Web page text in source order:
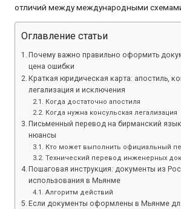
отличий между международными схемами
Оглавление статьи
Почему важно правильно оформить
цена ошибки
Краткая юридическая карта: апостиль,
легализация и исключения
Когда достаточно апостиля
Когда нужна консульская легализация
Письменный перевод на бирманский
нюансы
Кто может выполнить официальный
Технический перевод инженерных
Пошаговая инструкция: документы из
использования в Мьянме
Алгоритм действий
Если документы оформлены в Мьянме